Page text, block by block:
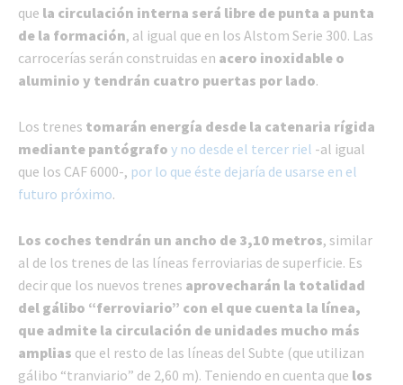
que la circulación interna será libre de punta a punta
de la formación, al igual que en los Alstom Serie 300. Las
carrocerías serán construidas en acero inoxidable o
aluminio y tendrán cuatro puertas por lado.
Los trenes tomarán energía desde la catenaria rígida
mediante pantógrafo y no desde el tercer riel -al igual
que los CAF 6000-, por lo que éste dejaría de usarse en el
futuro próximo.
Los coches tendrán un ancho de 3,10 metros, similar
al de los trenes de las líneas ferroviarias de superficie. Es
decir que los nuevos trenes aprovecharán la totalidad
del gálibo “ferroviario” con el que cuenta la línea,
que admite la circulación de unidades mucho más
amplias que el resto de las líneas del Subte (que utilizan
gálibo “tranviario” de 2,60 m). Teniendo en cuenta que los